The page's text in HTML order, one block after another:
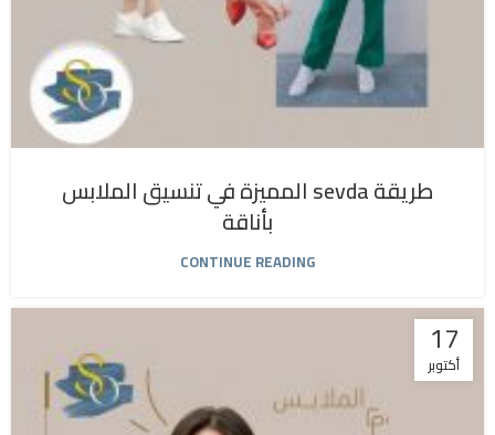
طريقة sevda المميزة في تنسيق الملابس
بأناقة
CONTINUE READING
17
أكتوبر